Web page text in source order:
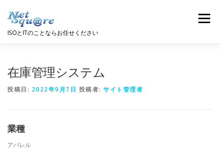
ツ
ISOとITのことならお任せください
メニュー
在庫管理システム
投稿日: 2022年9月7日 投稿者: サイト管理者
業種
アパレル